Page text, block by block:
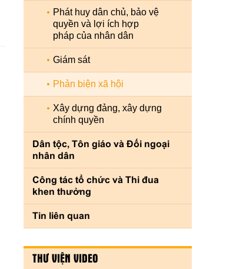
Phát huy dân chủ, bảo vệ
quyền và lợi ích hợp
pháp của nhân dân
Giám sát
Phản biện xã hội
Xây dựng đảng, xây dựng
chính quyền
Dân tộc, Tôn giáo và Đối ngoại
nhân dân
Công tác tổ chức và Thi đua
khen thưởng
Tin liên quan
THƯ VIỆN VIDEO